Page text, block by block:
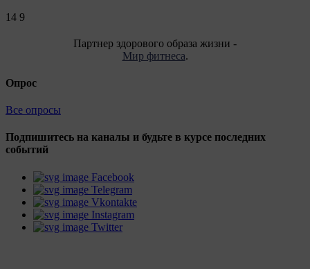
14 9
Партнер здорового образа жизни -
Мир фитнеса.
Опрос
Все опросы
Подпишитесь на каналы и будьте в курсе последних
событий
Facebook
Telegram
Vkontakte
Instagram
Twitter